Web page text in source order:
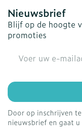
Nieuwsbrief
Blijf op de hoogte
promoties
Door op inschrijven
nieuwsbrief en gaat